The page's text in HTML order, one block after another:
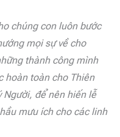
chúng con luôn bước
mọi sự về cho
thành công mình
hoàn toàn cho Thiên
Người, để nên hiến lễ
mưu ích cho các linh